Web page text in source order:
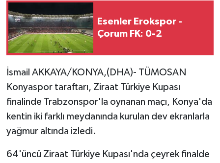
Esenler Erokspor -
Çorum FK: 0-2
İsmail AKKAYA/KONYA,(DHA)- TÜMOSAN
Konyaspor taraftarı, Ziraat Türkiye Kupası
finalinde Trabzonspor'la oynanan maçı, Konya'da
kentin iki farklı meydanında kurulan dev ekranlarla
yağmur altında izledi.
64'üncü Ziraat Türkiye Kupası'nda çeyrek finalde
Politika
Sağlık
Son Dakika
Yerel
AboneHaber Özel